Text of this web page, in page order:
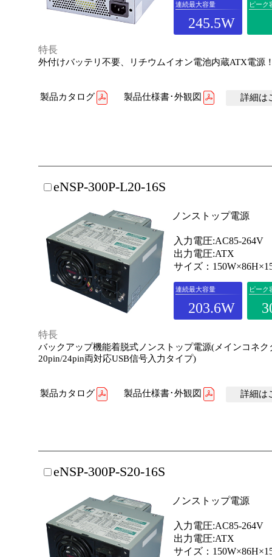
連続最大容量
245.5W
ピーク
特長
外付けバッテリ不要、リチウムイオン電池内蔵ATX電源
製品カタログ 製品仕様書･外観図 詳細は
eNSP-300P-L20-16S
ノンストップ電源
入力電圧:AC85-264V
出力電圧:ATX
サイズ：
連続最大容量
203.6W
ピーク
特長
バックアップ機能着脱式ノンストップ電源(メインコネク
20pin/24pin両対応USB信号入力タイプ)
製品カタログ 製品仕様書･外観図 詳細は
eNSP-300P-S20-16S
ノンストップ電源
入力電圧:AC85-264V
出力電圧:ATX
サイズ：